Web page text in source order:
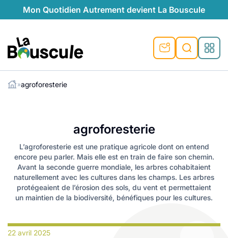
Mon Quotidien Autrement devient La Bouscule
La Bouscule
naturel
naturelle
»agroforesterie
agroforesterie
L’agroforesterie est une pratique agricole dont on entend
encore peu parler. Mais elle est en train de faire son chemin.
Avant la seconde guerre mondiale, les arbres cohabitaient
naturellement avec les cultures dans les champs. Les arbres
protégeaient de l’érosion des sols, du vent et permettaient
un maintien de la biodiversité, bénéfiques pour les cultures.
22 avril 2025